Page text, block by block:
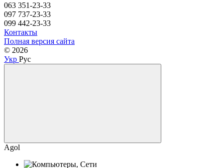
063 351-23-33
097 737-23-33
099 442-23-33
Контакты
Полная версия сайта
© 2026
Укр Рус
Agol